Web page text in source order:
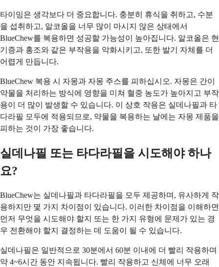
타이밍은 생각보다 더 중요합니다. 충분히 휴식을 취하고, 수분
을 섭취하고, 알코올을 너무 많이 마시지 않은 상태에서
BlueChew를 복용하면 성공할 가능성이 높아집니다. 알코올은 현
기증과 홍조와 같은 부작용을 악화시키고, 또한 발기 자체를 더
어렵게 만듭니다.
BlueChew 복용 시 자몽과 자몽 주스를 피하십시오. 자몽은 간이
약물을 처리하는 방식에 영향을 미쳐 혈중 농도가 높아지고 부작
용이 더 많이 발생할 수 있습니다. 이 상호 작용은 실데나필과 타
다라필 모두에 적용되므로, 약물을 복용하는 날에는 자몽 제품을
피하는 것이 가장 좋습니다.
실데나필 또는 타다라필을 시도해야 하나
요?
BlueChew는 실데나필과 타다라필을 모두 제공하며, 유사하게 작
용하지만 몇 가지 차이점이 있습니다. 이러한 차이점을 이해하면
먼저 무엇을 시도해야 할지 또는 한 가지 유형에 문제가 있는 경
우 전환해야 할지 결정하는 데 도움이 될 수 있습니다.
실데나필은 일반적으로 30분에서 60분 이내에 더 빨리 작용하며
약 4~6시간 동안 지속됩니다. 빨리 작용하고 신체에 너무 오래